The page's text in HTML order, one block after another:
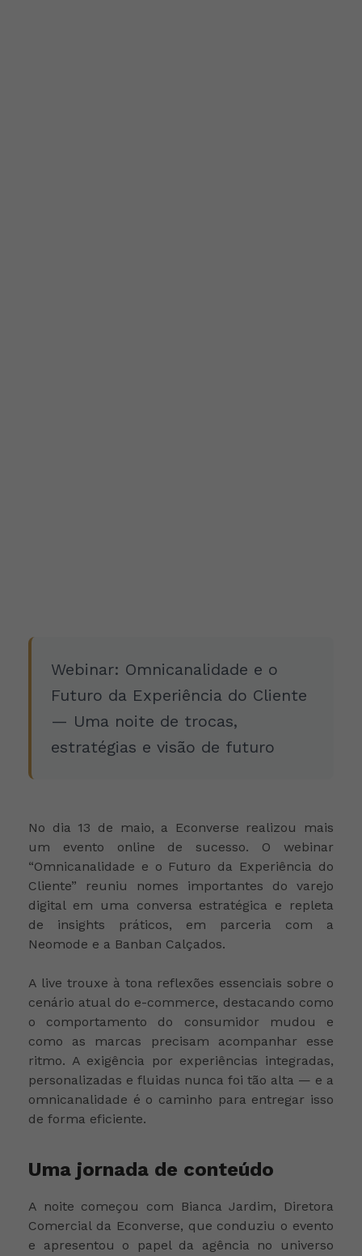
Webinar: Omnicanalidade e o
Futuro da Experiência do Cliente
— Uma noite de trocas,
estratégias e visão de futuro
No dia 13 de maio, a Econverse realizou mais
um evento online de sucesso. O webinar
“Omnicanalidade e o Futuro da Experiência do
Cliente” reuniu nomes importantes do varejo
digital em uma conversa estratégica e repleta
de insights práticos, em parceria com a
Neomode e a Banban Calçados.
A live trouxe à tona reflexões essenciais sobre o
cenário atual do e-commerce, destacando como
o comportamento do consumidor mudou e
como as marcas precisam acompanhar esse
ritmo. A exigência por experiências integradas,
personalizadas e fluidas nunca foi tão alta — e a
omnicanalidade é o caminho para entregar isso
de forma eficiente.
Uma jornada de conteúdo
A noite começou com Bianca Jardim, Diretora
Comercial da Econverse, que conduziu o evento
e apresentou o papel da agência no universo